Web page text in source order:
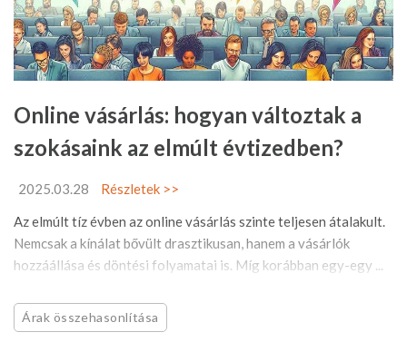
Online vásárlás: hogyan változtak a
szokásaink az elmúlt évtizedben?
2025.03.28
Részletek >>
Az elmúlt tíz évben az online vásárlás szinte teljesen átalakult.
Nemcsak a kínálat bővült drasztikusan, hanem a vásárlók
hozzáállása és döntési folyamatai is. Míg korábban egy-egy ...
Árak összehasonlítása